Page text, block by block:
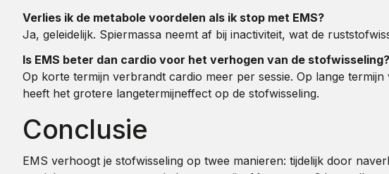
Verlies ik de metabole voordelen als ik stop met EMS?
Ja, geleidelijk. Spiermassa neemt af bij inactiviteit, wat de
Is EMS beter dan cardio voor het verhogen van de stofwisseling?
Op korte termijn verbrandt cardio meer per sessie. Op lange
heeft het grotere langetermijneffect op de stofwisseling.
Conclusie
EMS verhoogt je stofwisseling op twee manieren: tijdelijk door